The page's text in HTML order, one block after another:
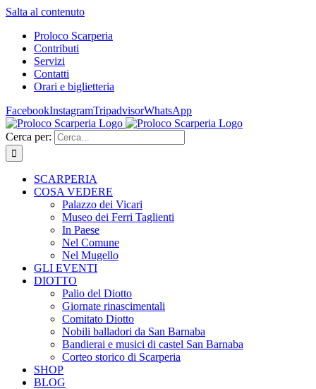
Salta al contenuto
Proloco Scarperia
Contributi
Servizi
Contatti
Orari e biglietteria
FacebookInstagramTripadvisorWhatsApp
Cerca per:
SCARPERIA
COSA VEDERE
Palazzo dei Vicari
Museo dei Ferri Taglienti
In Paese
Nel Comune
Nel Mugello
GLI EVENTI
DIOTTO
Palio del Diotto
Giornate rinascimentali
Comitato Diotto
Nobili balladori da San Barnaba
Bandierai e musici di castel San Barnaba
Corteo storico di Scarperia
SHOP
BLOG